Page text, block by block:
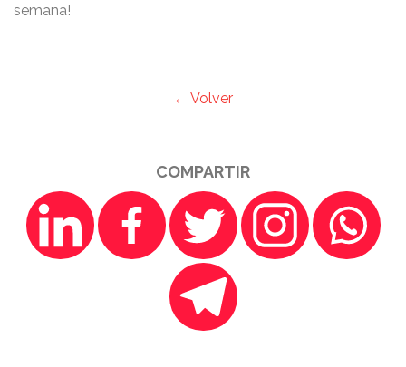
semana!
← Volver
COMPARTIR